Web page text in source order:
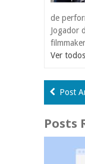
de
Jogador
Ver
Post
Posts